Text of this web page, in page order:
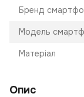
Бренд
Модель
Матеріал
Опис